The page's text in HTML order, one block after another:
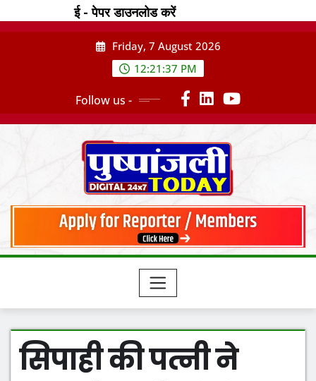
ई - पेपर डाउनलोड करें
Skip
content
Friday, 7 August 2026
12:21:39 PM
Follow us -
सिपाही की पत्नी ने